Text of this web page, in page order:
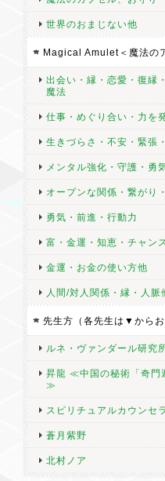
世界のおまじない他
Magical Amulet＜魔法の
出会い・縁・恋愛・復縁
魔法
仕事・めぐり合い・力を
生きづらさ・不安・緊張
メンタル強化・守護・勇
オープンな関係・繋がり
勇気・前進・行動力
富・金運・知恵・チャン
金運・お金の使い方他
人間/対人関係・縁・人脈
先生方（各先生は▼からお
ルネ・ヴァンダール研究
昇龍 ≪中国の秘術「奇門
≫
スピリチュアルカウン
蒼月紫野
北村ノア